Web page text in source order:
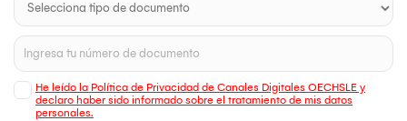
He leído la Política de Privacidad de Canales Digitales OECHSLE y
declaro haber sido informado sobre el tratamiento de mis datos
personales.